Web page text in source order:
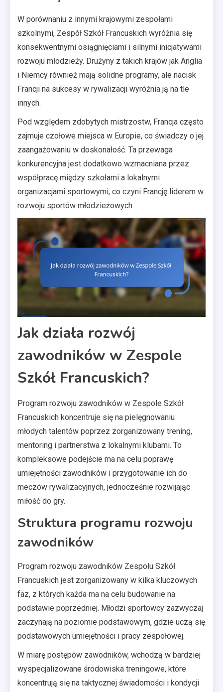
W porównaniu z innymi krajowymi zespołami
szkolnymi, Zespół Szkół Francuskich wyróżnia się
konsekwentnymi osiągnięciami i silnymi inicjatywami
rozwoju młodzieży. Drużyny z takich krajów jak Anglia
i Niemcy również mają solidne programy, ale nacisk
Francji na sukcesy w rywalizacji wyróżnia ją na tle
innych.
Pod względem zdobytych mistrzostw, Francja często
zajmuje czołowe miejsca w Europie, co świadczy o jej
zaangażowaniu w doskonałość. Ta przewaga
konkurencyjna jest dodatkowo wzmacniana przez
współpracę między szkołami a lokalnymi
organizacjami sportowymi, co czyni Francję liderem w
rozwoju sportów młodzieżowych.
Jak działa rozwój
zawodników w Zespole
Szkół Francuskich?
Program rozwoju zawodników w Zespole Szkół
Francuskich koncentruje się na pielęgnowaniu
młodych talentów poprzez zorganizowany trening,
mentoring i partnerstwa z lokalnymi klubami. To
kompleksowe podejście ma na celu poprawę
umiejętności zawodników i przygotowanie ich do
meczów rywalizacyjnych, jednocześnie rozwijając
miłość do gry.
Struktura programu rozwoju
zawodników
Program rozwoju zawodników Zespołu Szkół
Francuskich jest zorganizowany w kilka kluczowych
faz, z których każda ma na celu budowanie na
podstawie poprzedniej. Młodzi sportowcy zazwyczaj
zaczynają na poziomie podstawowym, gdzie uczą się
podstawowych umiejętności i pracy zespołowej.
W miarę postępów zawodników, wchodzą w bardziej
wyspecjalizowane środowiska treningowe, które
koncentrują się na taktycznej świadomości i kondycji